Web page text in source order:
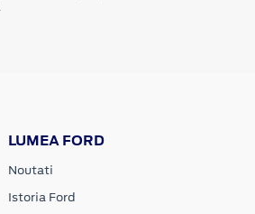
LUMEA FORD
Noutati
Istoria Ford